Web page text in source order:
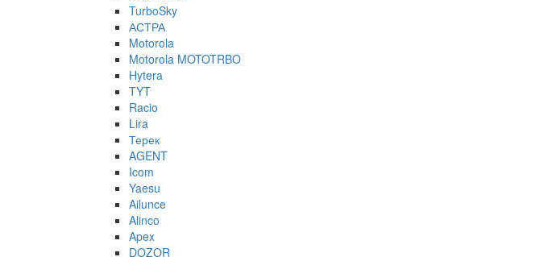
TurboSky
АСТРА
Motorola
Motorola MOTOTRBO
Hytera
TYT
Racio
Lira
Терек
AGENT
Icom
Yaesu
Ailunce
Alinco
Apex
DOZOR